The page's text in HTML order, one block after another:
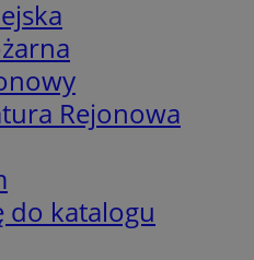
Rejonowa
do katalogu